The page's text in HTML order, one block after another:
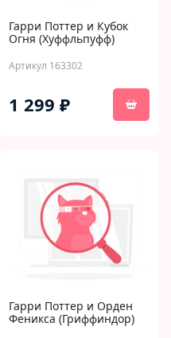
Гарри Поттер и Кубок
Огня (Хуффльпуфф)
Артикул 163302
1 299 ₽
Гарри Поттер и Орден
Феникса (Гриффиндор)